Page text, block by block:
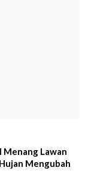
Menang Lawan
Mengubah